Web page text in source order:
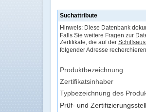
Suchattribute
Hinweis: Diese Datenbank
Falls Sie weitere Fragen zur
Zertifikate, die auf der
folgender Adresse
Produktbezeichnung
Zertifikatsinhaber
Typbezeichnung des
Prüf- und